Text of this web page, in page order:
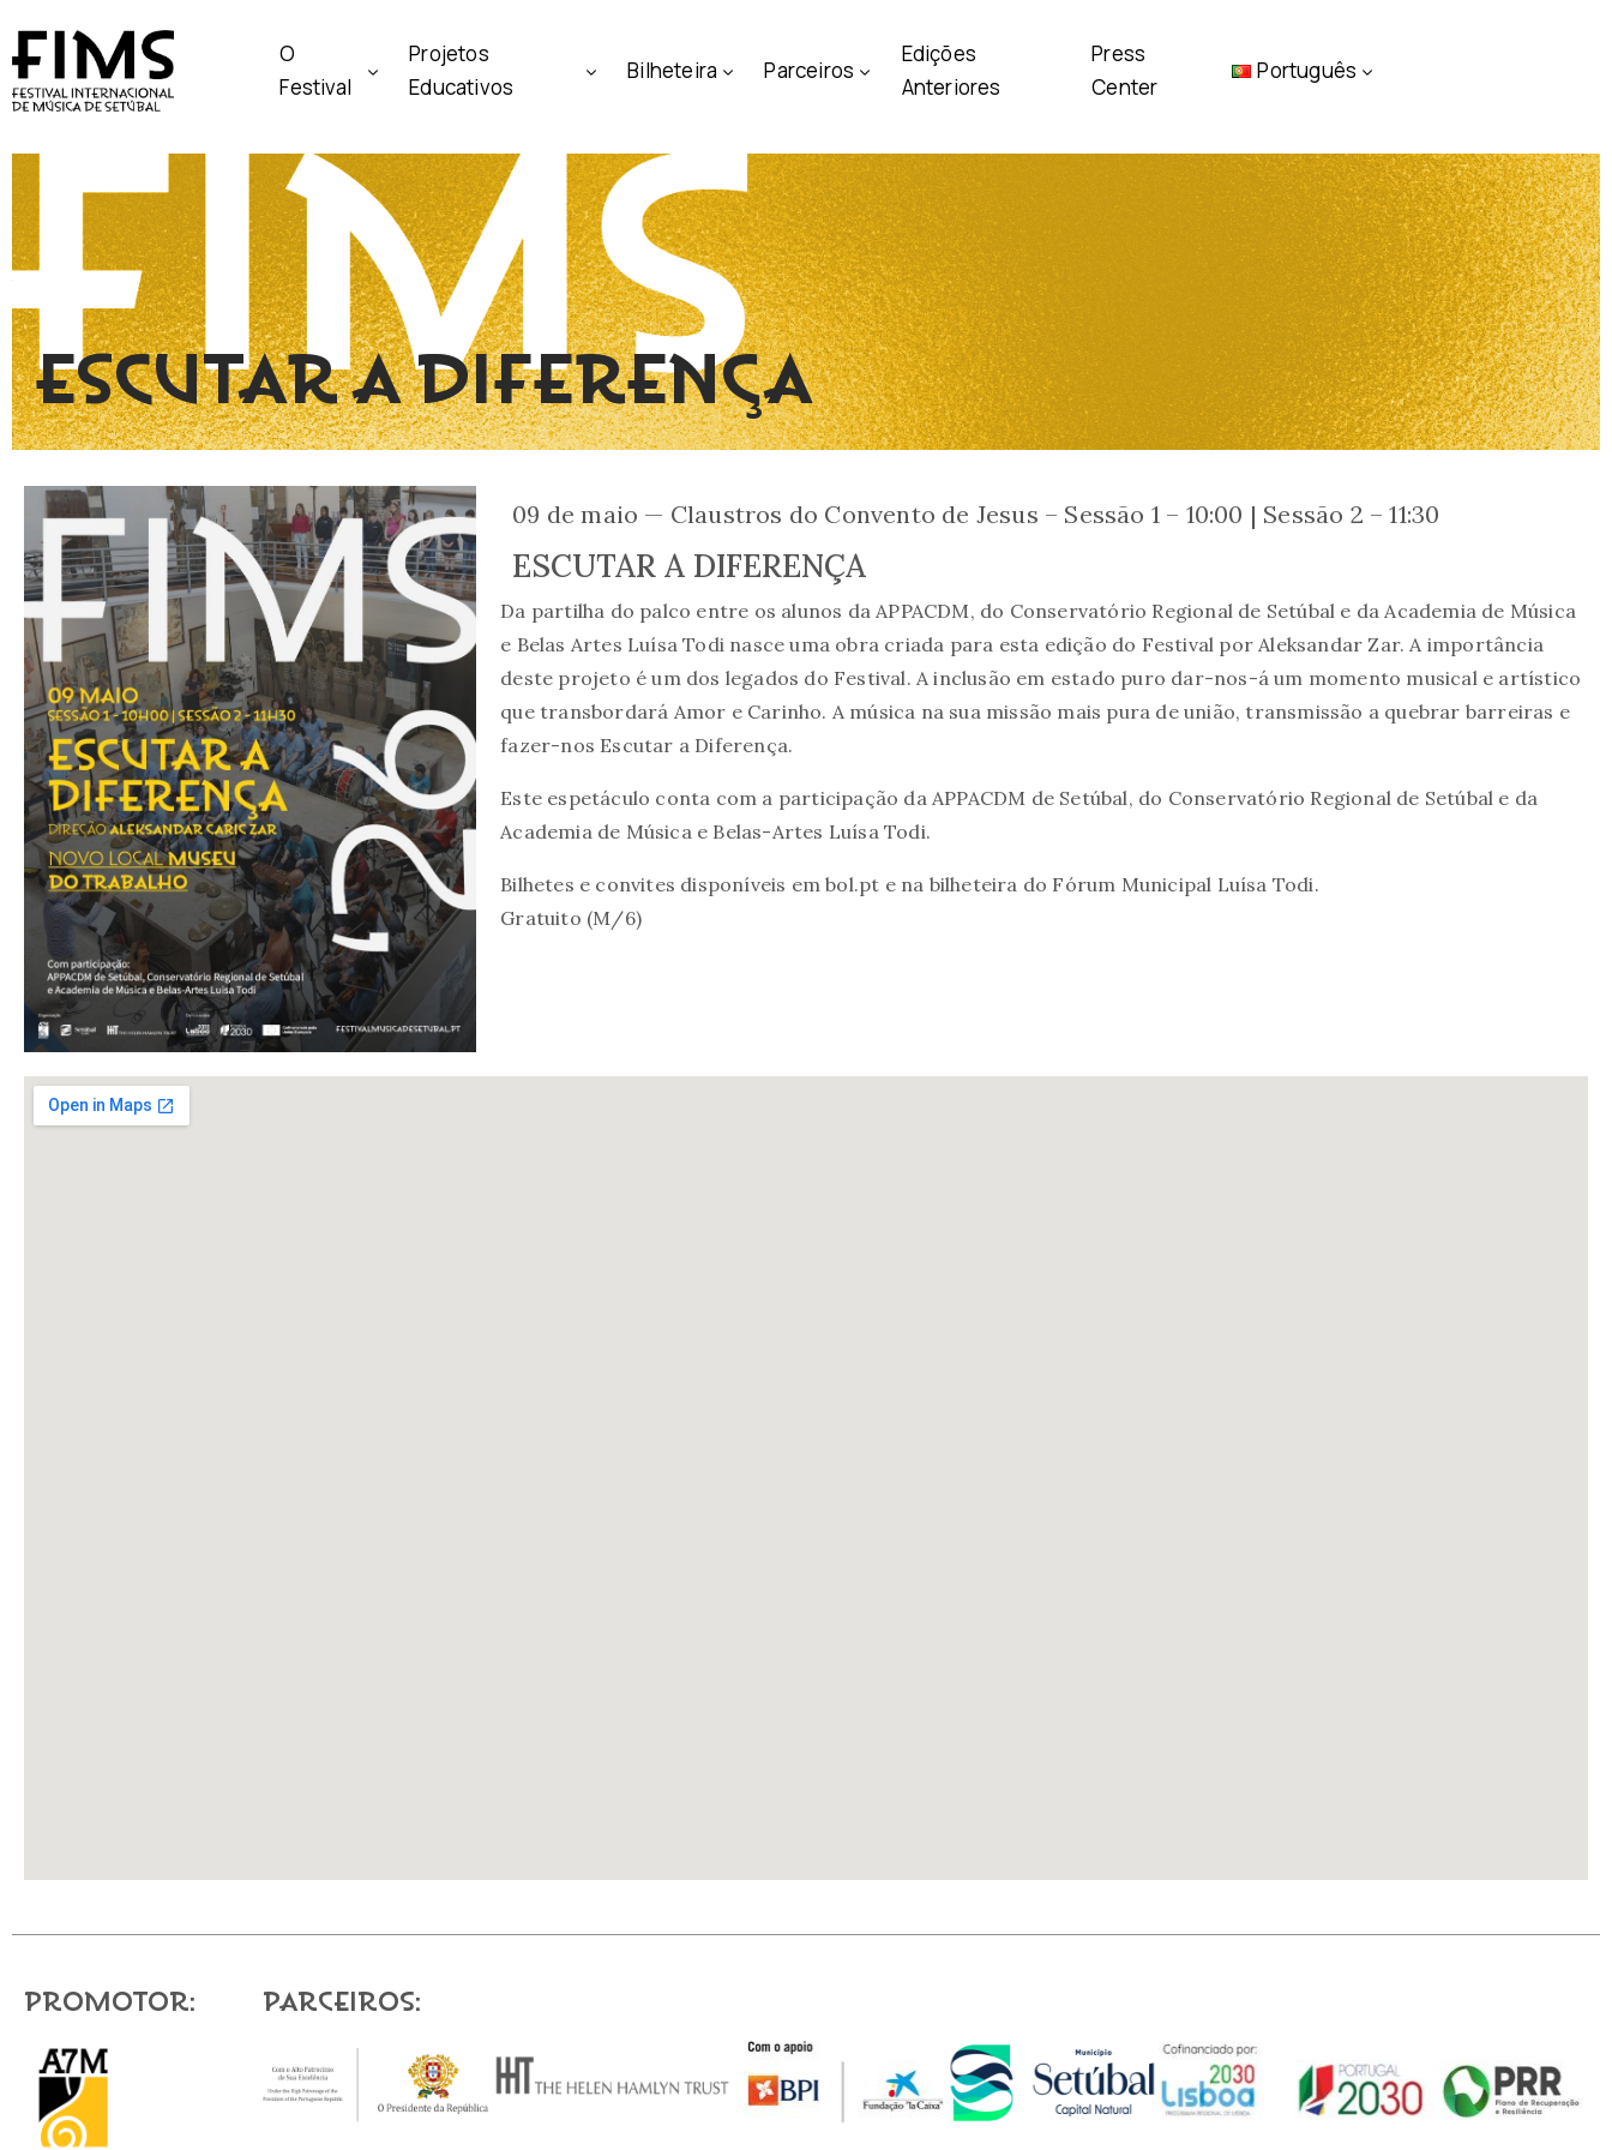
O
Festival
Projetos
Educativos
Bilheteira Parceiros
Edições
Anteriores
Press
Center
Português
ESCUTAR A DIFERENÇA
09 de maio — Claustros do Convento de Jesus – Sessão 1 – 10:00 | Sessão 2 – 11:30
ESCUTAR A DIFERENÇA
Da partilha do palco entre os alunos da APPACDM, do Conservatório Regional de Setúbal e da Academia de Música
e Belas Artes Luísa Todi nasce uma obra criada para esta edição do Festival por Aleksandar Zar. A importância
deste projeto é um dos legados do Festival. A inclusão em estado puro dar-nos-á um momento musical e artístico
que transbordará Amor e Carinho. A música na sua missão mais pura de união, transmissão a quebrar barreiras e
fazer-nos Escutar a Diferença.
Este espetáculo conta com a participação da APPACDM de Setúbal, do Conservatório Regional de Setúbal e da
Academia de Música e Belas-Artes Luísa Todi.
Bilhetes e convites disponíveis em bol.pt e na bilheteira do Fórum Municipal Luísa Todi.
Gratuito (M/6)
Promotor: Parceiros: